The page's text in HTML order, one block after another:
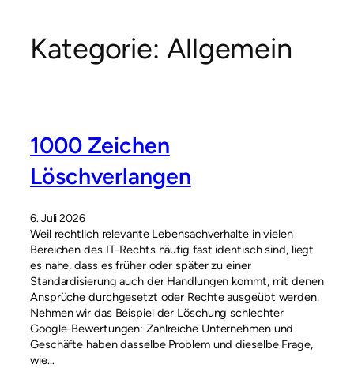
Kategorie: Allgemein
1000 Zeichen
Löschverlangen
6. Juli 2026
Weil rechtlich relevante Lebensachverhalte in vielen
Bereichen des IT-Rechts häufig fast identisch sind, liegt
es nahe, dass es früher oder später zu einer
Standardisierung auch der Handlungen kommt, mit denen
Ansprüche durchgesetzt oder Rechte ausgeübt werden.
Nehmen wir das Beispiel der Löschung schlechter
Google-Bewertungen: Zahlreiche Unternehmen und
Geschäfte haben dasselbe Problem und dieselbe Frage,
wie…